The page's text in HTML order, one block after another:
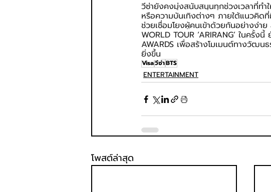
วีซ่ายังคงมุ่งสนับสนุนทุกช่วงเวลาที่ทำ
หรือความบันเทิงต่างๆ ภายใต้แนวคิ
ช่วยเชื่อมโยงผู้คนเข้าด้วยกันอย่างง่า
WORLD TOUR ‘ARIRANG’ ในครั้
AWARDS เพื่อสร้างโมเมนต์ทางวัฒ
ยิ่งขึ้น
Visaวีซ่าBTS
ENTERTAINMENT
โพสต์ล่าสุด